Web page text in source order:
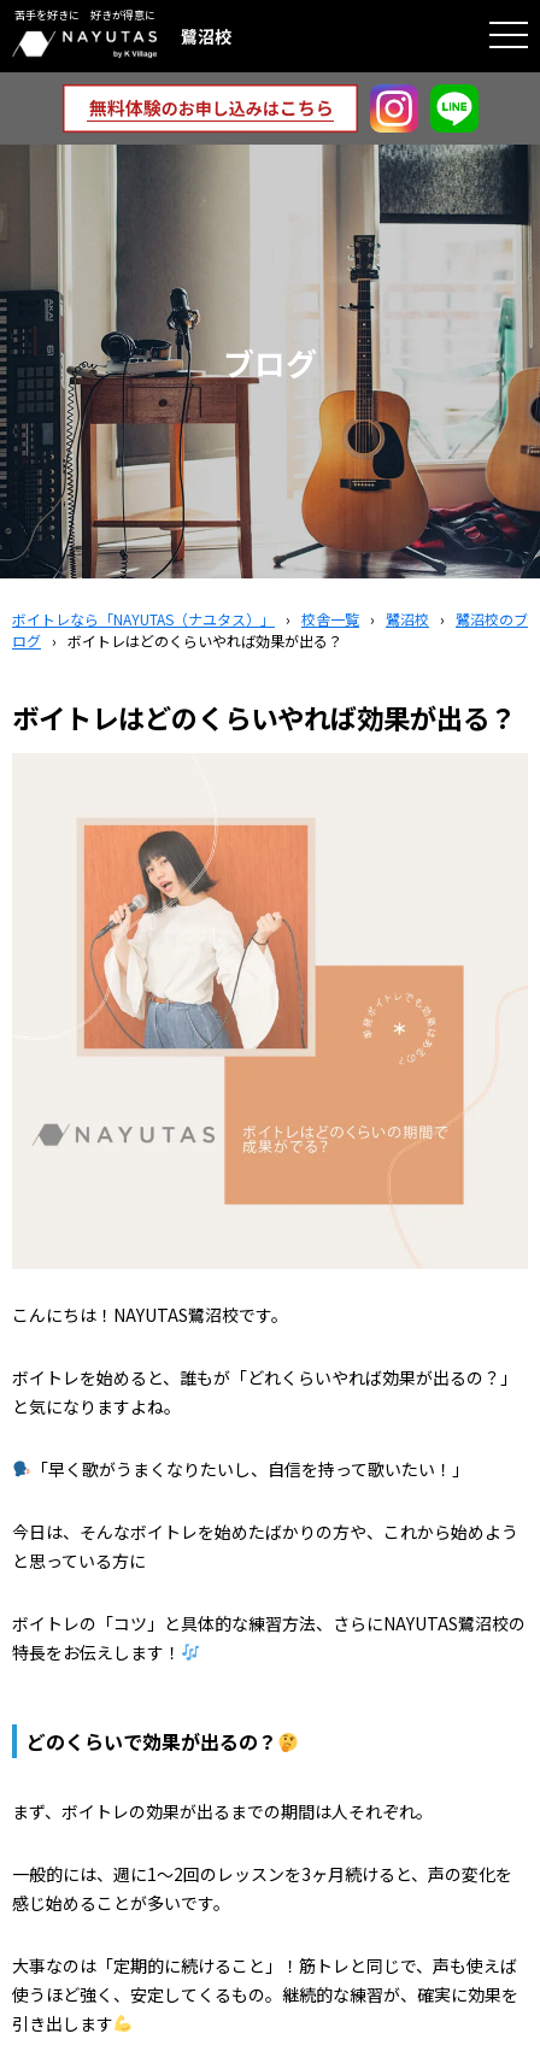
苦手を好きに 好きが得意に
鷺沼校
ブログ
ボイトレなら「NAYUTAS（ナユタス）」 › 校舎一覧 › 鷺沼校 › 鷺沼校のブ
ログ › ボイトレはどのくらいやれば効果が出る？
ボイトレはどのくらいやれば効果が出る？
こんにちは！NAYUTAS鷺沼校です。
ボイトレを始めると、誰もが「どれくらいやれば効果が出るの？」
と気になりますよね。
「早く歌がうまくなりたいし、自信を持って歌いたい！」
今日は、そんなボイトレを始めたばかりの方や、これから始めよう
と思っている方に
ボイトレの「コツ」と具体的な練習方法、さらにNAYUTAS鷺沼校の
特長をお伝えします！
どのくらいで効果が出るの？
まず、ボイトレの効果が出るまでの期間は人それぞれ。
一般的には、週に1〜2回のレッスンを3ヶ月続けると、声の変化を
感じ始めることが多いです。
大事なのは「定期的に続けること」！筋トレと同じで、声も使えば
使うほど強く、安定してくるもの。継続的な練習が、確実に効果を
引き出します